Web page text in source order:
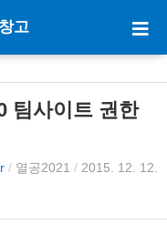
고
팀사이트 권한
/ 열공2021 / 2015. 12. 12.